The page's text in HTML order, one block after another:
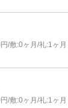
/敷:0ヶ月/礼:1ヶ月
/敷:0ヶ月/礼:1ヶ月